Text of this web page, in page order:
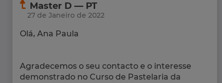
Master D — PT
27 de Janeiro de 2022
Olá, Ana Paula
Agradecemos o seu contacto e o interesse
demonstrado no Curso de Pastelaria da